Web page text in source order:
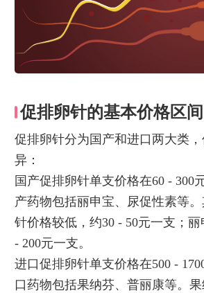
促排卵针的基本价格区间
促排卵针分为国产和进口两大类
异：
国产促排卵针单支价格在60 - 300
产药物包括丽申宝、尿促性素等
针价格较低，约30 - 50元一支；
- 200元一支。
进口促排卵针单支价格在500 -
口药物包括果纳芬、普丽康等。